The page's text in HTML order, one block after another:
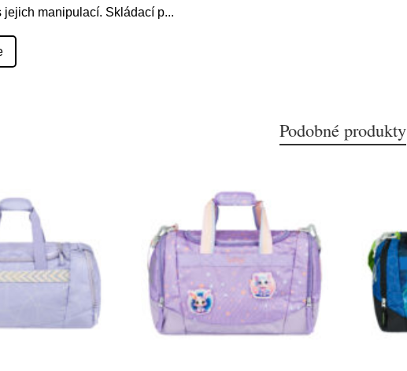
jejich manipulací. Skládací p...
Podobné produkty